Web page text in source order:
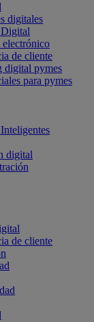
digitales
de cliente
digital pymes
para pymes
digital
de cliente